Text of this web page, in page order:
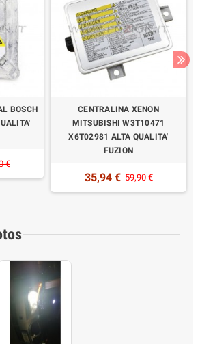
BOSCH
€
CENTRALINA XENON
MITSUBISHI W3T10471
X6T02981 ALTA QUALITA'
FUZION
35,94 € 59,90 €